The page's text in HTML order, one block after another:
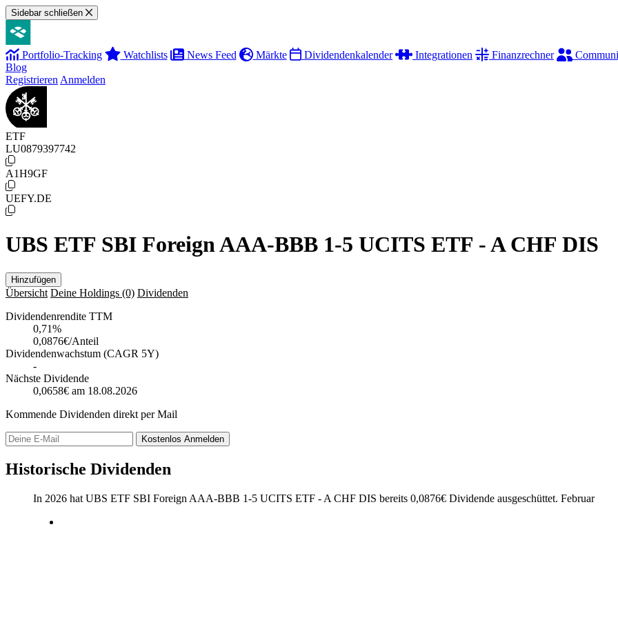
Sidebar schließen
Portfolio-Tracking Watchlists News Feed Märkte Dividendenkalender Integrationen Finanzrechner
Blog
Registrieren Anmelden
ETF
LU0879397742
A1H9GF
UEFY.DE
UBS ETF SBI Foreign AAA-BBB 1-5 UCITS ETF - A CHF DIS
Hinzufügen
Übersicht Deine Holdings (0) Dividenden
Dividendenrendite TTM
0,71%
0,0876€/Anteil
Dividendenwachstum (CAGR 5Y)
-
Nächste Dividende
0,0658€ am 18.08.2026
Kommende Dividenden direkt per Mail
Kostenlos Anmelden
Historische Dividenden
In 2026 hat UBS ETF SBI Foreign AAA-BBB 1-5 UCITS ETF - A CHF DIS bereits 0,0876€ Dividende ausgeschüttet. Februar